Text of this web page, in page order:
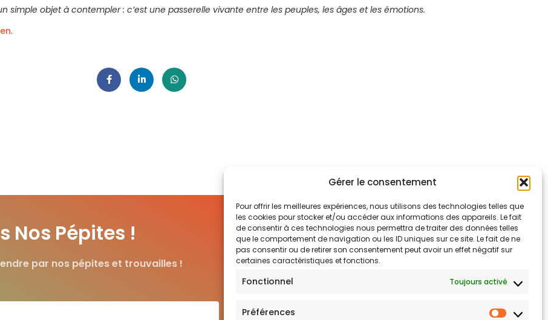
Gérer le consentement
Pour offrir les meilleures expériences, nous utilisons des technologies telles que
les cookies pour stocker et/ou accéder aux informations des appareils. Le fait
de consentir à ces technologies nous permettra de traiter des données telles
que le comportement de navigation ou les ID uniques sur ce site. Le fait de ne
pas consentir ou de retirer son consentement peut avoir un effet négatif sur
certaines caractéristiques et fonctions.
Fonctionnel Toujours activé
Préférences
simple objet à contempler : c’est une passerelle vivante entre les peuples, les âges et les émotions.
.
Nos Pépites !
par nos pépites et trouvailles !